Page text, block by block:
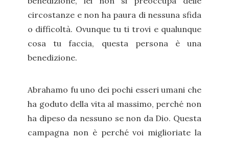
circostanze e non ha paura di nessuna sfida
o difficoltà. Ovunque tu ti trovi e qualunque
cosa tu faccia, questa persona è una
benedizione.
Abrahamo fu uno dei pochi esseri umani che
ha goduto della vita al massimo, perché non
ha dipeso da nessuno se non da Dio. Questa
campagna non è perché voi miglioriate la